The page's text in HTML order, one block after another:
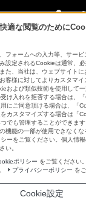
に関する重要な
ソニーマ
適な閲覧のために
フォームへの入力等、サー
設定されるCookieは通常、
た、当社は、ウェブサイト
客様に対してよりカスタマ
および類似技術を使用して
け入れを拒否する場合は、
にご同意頂ける場合は、「
カスタマイズする場合は「
でも管理することができま
機能の一部が使用できなく
ーをご覧ください。個人情
い。
ポリシー をご覧ください。
プライバシーポリシー を
Cookie設定